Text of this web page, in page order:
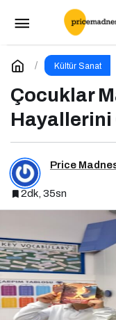
Kültür Sanat
Çocuklar
Price
2dk, 35sn
Çocuklar
Gerçekleştiriyor!
Yorum Yap